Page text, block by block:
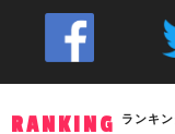
RANKING ランキ